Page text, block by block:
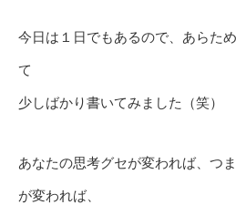
今日は１日でもあるので、あらた
て
少しばかり書いてみました（笑）
あなたの思考グセが変われば、つ
が変われば、